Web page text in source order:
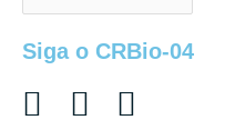
Siga o CRBio-04